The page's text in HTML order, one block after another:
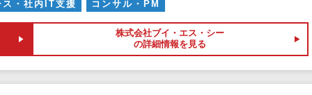
ス・社内IT支援 コンサル・PM
株式会社ブイ・エス・シー
の詳細情報を見る